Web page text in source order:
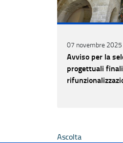
07 novembre 2025
Avviso per la
progettuali
Ascolta